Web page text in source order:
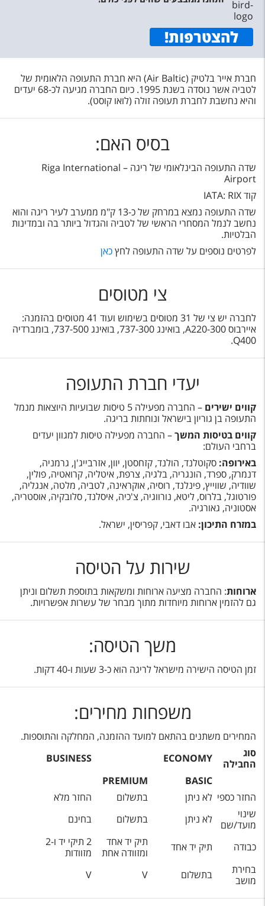
להצטרפות!
חברת אייר בלטיק (Air Baltic) היא חברת התעופה הלאומית של
לטביה אשר נוסדה בשנת 1995. כיום החברה מגיעה לכ-68 יעדים
והיא נחשבת לחברת תעופה זולה (לואו קוסט).
בסיס האם:
שדה התעופה הבינלאומי של ריגה – Riga International
Airport
קוד IATA: RIX
שדה התעופה נמצא במרחק של כ-13 ק"מ ממערב לעיר ריגה והוא
נחשב לנמל המסחרי הראשי של לטביה והגדול ביותר בה ובמדינות
הבלטיות.
לפרטים נוספים על שדה התעופה לחץכאן
צי מטוסים
לחברה יש צי של 31 מטוסים בשימוש ועוד 41 מטוסים בהזמנה:
איירבוס A220-300, בואינג 737-300, בואינג 737-500, בומברדיה
Q400.
יעדי חברת התעופה
קווים ישירים
– החברה מפעילה 5 טיסות שבועיות היוצאות מנמל
התעופה בן גוריון בישראל ונוחתות בריגה.
קווים בטיסות המשך– החברה מפעילה טיסות למגוון יעדים
ברחבי העולם:
באירופה: סקוטלנד, הולנד, קזחסטן, יוון, אזרבייג'ן, גרמניה,
דנמרק, ספרד, הונגריה, בלגיה, צרפת, איטליה, קרואטיה, פולין,
שוודיה, שווייץ, פינלנד, רוסיה, אוקראינה, לטביה, מלטה, אנגליה,
פורטוגל, בלרוס, ליטא, נורווגיה, צ'כיה, איסלנד, סלובקיה, אוסטריה,
אסטוניה, גאורגיה.
במזרח התיכון: אבו דאבי, קפריסין, ישראל.
שירות על הטיסה
ארוחות: החברה מציעה ארוחות ומשקאות בתוספת תשלום וניתן
גם להזמין ארוחות מיוחדות מתוך מבחר של עשרות אפשרויות.
משך הטיסה:
זמן הטיסה הישירה מישראל לריגה הוא כ-3 שעות ו-40 דקות.
משפחות מחירים:
המחירים משתנים בהתאם למועד ההזמנה, המחלקה והתוספות.
סוג
החבילה
ECONOMY
BUSINESS
BASIC
PREMIUM
החזר כספי לא ניתן בתשלום
החזר מלא
שינוי
מועד/שם
לא ניתן בתשלום בחינם
כבודה תיק יד אחד
תיק יד אחד
ומזוודה אחת
2 תיקי יד ו-2
מזוודות
בחירת
מושב
בתשלום V
V